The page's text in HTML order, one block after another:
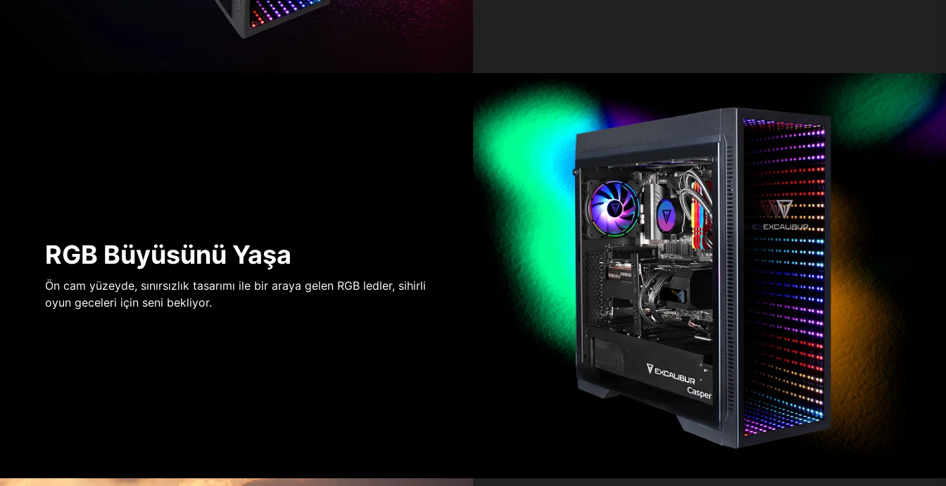
RGB Büyüsünü Yaşa
Ön cam yüzeyde, sınırsızlık tasarımı ile bir araya gelen RGB ledler, sihirli
oyun geceleri için seni bekliyor.